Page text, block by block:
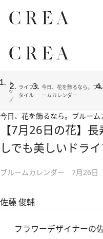
ト
ッ
プ
ライフス
タイル
今日、花を飾るなら。ブル
ームカレンダー
今日、花を飾るなら。ブルーム
【7月26日の花】
しでも美しいドラ
ブルームカレンダー 7月26日
佐藤 俊輔
フラワーデザイナーの